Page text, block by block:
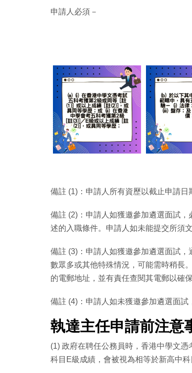
申請人必須－
備註 (1)：申請人所有資歷以截止申請日
備註 (2)：申請人如獲邀參加遴選面試
述的入職條件。申請人如未能提交所須
備註 (3)：申請人如獲邀參加遴選面試
數眾多或其他特殊情況，可能需時稍長
的電郵地址，並有責任查閱其電郵以確
備註 (4)：申請人如未獲邀參加遴選面試
執達主任申請前注意
(1) 政府在聘任公務員時，香港中學文
科目E級成績，會被視為相等於新高中科